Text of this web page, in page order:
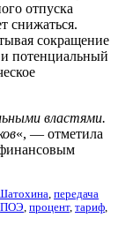
отпуска
снижаться.
сокращение
и потенциальный
властями.
«, — отметила
финансовым
, передача
ПОЭ, процент, тариф,